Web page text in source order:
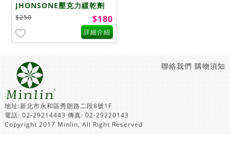
JHONSONE壓克力緩乾劑
(200ml)
$250 $180
詳細介紹
購物須知
聯絡我們
地址:新北市永和區秀朗路二段8號1F
電話: 02-29214443 傳真: 02-29220143
Copyright 2017 Minlin, All Right Reserved